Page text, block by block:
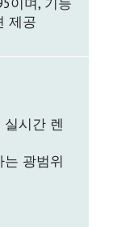
제공
시간 렌
광범위